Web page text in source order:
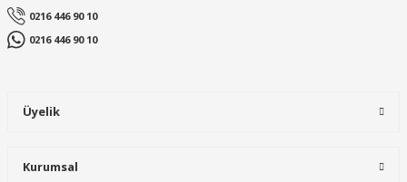
0216 446 90 10
0216 446 90 10
Üyelik
Kurumsal